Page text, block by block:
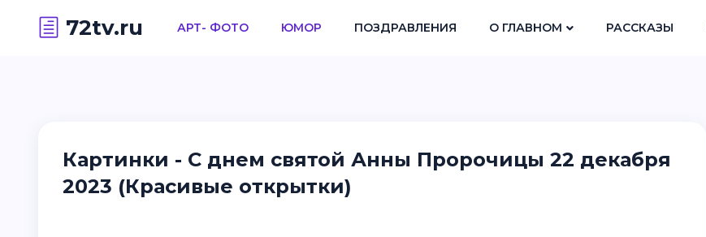
72tv.ru АРТ- ФОТО ЮМОР ПОЗДРАВЛЕНИЯ О ГЛАВНОМ РАССКАЗЫ
Картинки - С днем святой Анны Пророчицы 22 декабря
2023 (Красивые открытки)